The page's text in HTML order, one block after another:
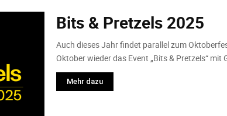
Bits & Pretzels 2025
Auch dieses Jahr findet parallel zum
Oktober wieder das Event „Bits & Pretzels“ mit
Mehr dazu